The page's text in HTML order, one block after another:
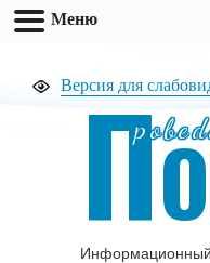
Версия для
П
Информационный
Меню